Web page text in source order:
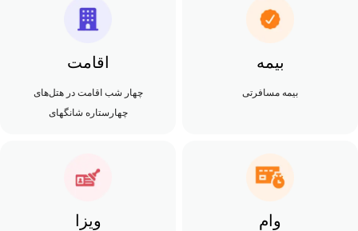
بیمه
بیمه مسافرتی
اقامت
چهار شب اقامت در هتل‌های
چهارستاره شانگهای
وام ویزا